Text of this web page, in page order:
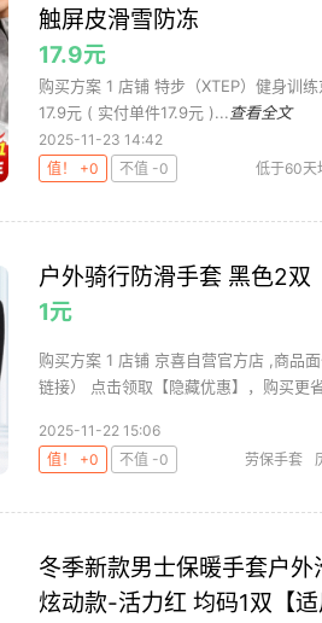
触屏皮滑雪防冻
17.9元
购买方案 1 店铺 特步（XTEP）健身训
17.9元 ( 实付单件17.9元 )... 查看全文
2025-11-23 14:42
值！ +0
不值 -0
低于60天
户外骑行防滑手套 黑色2双
1元
购买方案 1 店铺 京喜自营官方店 ,商品
链接） 点击领取【隐藏优惠】，购买更
2025-11-22 15:06
值！ +0
不值 -0 劳保手套
冬季新款男士保暖手套户
炫动款-活力红 均码1双【